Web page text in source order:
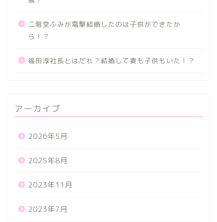
二階堂ふみが電撃結婚したのは子供ができたか
ら！？
福田淳社長とはだれ？結婚して妻も子供もいた！？
アーカイブ
2026年5月
2025年8月
2023年11月
2023年7月